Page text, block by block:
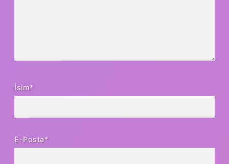
İsim*
E-Posta*